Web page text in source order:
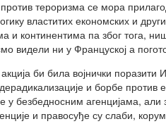
тероризма се мора
властитих економских и
и континентима па због тога,
видели ни у Француској а
акција би била војнички
и борбе против
у безбедносним агенцијама,
и правосуђе су слаби,